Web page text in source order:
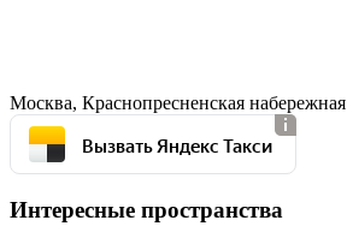
Москва, Краснопресненская набережная
Вызвать Яндекс Такси
Интересные пространства